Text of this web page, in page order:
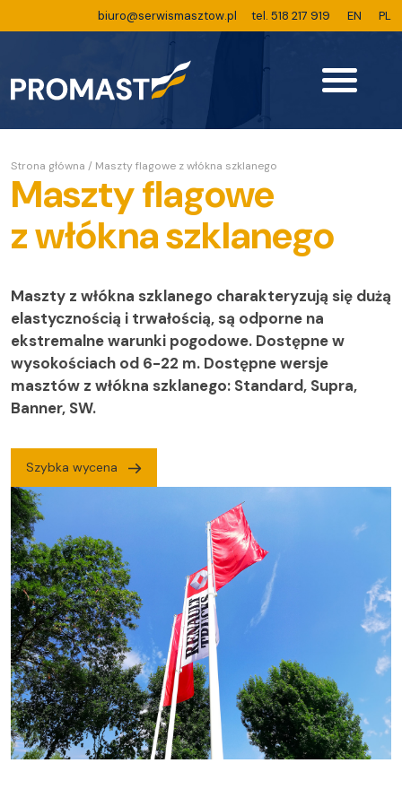
biuro@serwismasztow.pl tel. 518 217 919 EN PL
Strona główna / Maszty flagowe z włókna szklanego
Maszty flagowe
z włókna szklanego
Maszty z włókna szklanego charakteryzują się dużą
elastycznością i trwałością, są odporne na
ekstremalne warunki pogodowe. Dostępne w
wysokościach od 6-22 m. Dostępne wersje
masztów z włókna szklanego: Standard, Supra,
Banner, SW.
Szybka wycena